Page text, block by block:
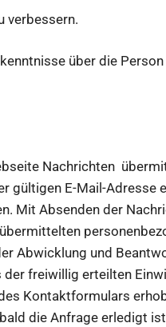
über die
Nachrichten
gültigen E-Mail-Adresse
Mit Absenden der
Abwicklung und
freiwillig erteilten
Kontaktformulars
die Anfrage erledigt